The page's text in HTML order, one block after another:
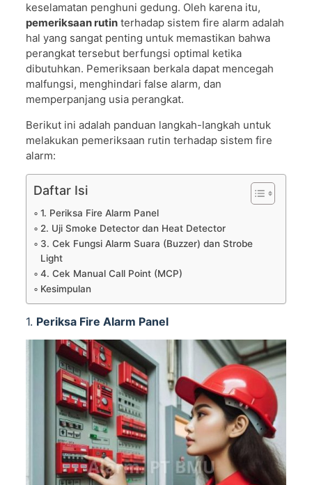
keselamatan penghuni gedung. Oleh karena itu,
pemeriksaan rutinterhadap sistem fire alarm adalah
hal yang sangat penting untuk memastikan bahwa
perangkat tersebut berfungsi optimal ketika
dibutuhkan. Pemeriksaan berkala dapat mencegah
malfungsi, menghindari false alarm, dan
memperpanjang usia perangkat.
Berikut ini adalah panduan langkah-langkah untuk
melakukan pemeriksaan rutin terhadap sistem fire
alarm:
Daftar Isi
1. Periksa Fire Alarm Panel
2. Uji Smoke Detector dan Heat Detector
3. Cek Fungsi Alarm Suara (Buzzer) dan Strobe
Light
4. Cek Manual Call Point (MCP)
Kesimpulan
1. Periksa Fire Alarm Panel